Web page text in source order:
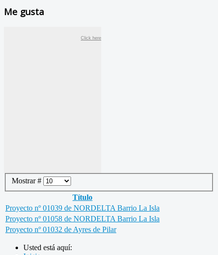
Me gusta
Click here
Mostrar #
Título
Proyecto nº 01039 de NORDELTA Barrio La Isla
Proyecto nº 01058 de NORDELTA Barrio La Isla
Proyecto nº 01032 de Ayres de Pilar
Usted está aquí: